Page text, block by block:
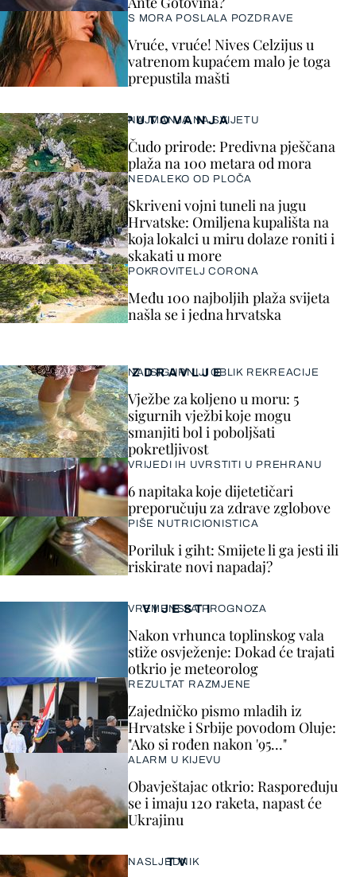
VIJESTI
VREMENSKA PROGNOZA
Nakon vrhunca toplinskog vala
stiže osvježenje: Dokad će trajati
otkrio je meteorolog
REZULTAT RAZMJENE
Zajedničko pismo mladih iz
Hrvatske i Srbije povodom Oluje:
"Ako si rođen nakon '95..."
ALARM U KIJEVU
Obavještajac otkrio: Raspoređuju
se i imaju 120 raketa, napast će
Ukrajinu
S MORA POSLALA POZDRAVE
Vruće, vruće! Nives Celzijus u
vatrenom kupaćem malo je toga
prepustila mašti
ZDRAVLJE
NAJSIGURNIJI OBLIK REKREACIJE
Vježbe za koljeno u moru: 5
sigurnih vježbi koje mogu
smanjiti bol i poboljšati
pokretljivost
VRIJEDI IH UVRSTITI U PREHRANU
6 napitaka koje dijetetičari
preporučuju za zdrave zglobove
PIŠE NUTRICIONISTICA
Poriluk i giht: Smijete li ga jesti ili
riskirate novi napadaj?
TV
NASLJEDNIK
PUTOVANJA
NAJMANJA NA SVIJETU
Čudo prirode: Predivna pješčana
plaža na 100 metara od mora
NEDALEKO OD PLOČA
Skriveni vojni tuneli na jugu
Hrvatske: Omiljena kupališta na
koja lokalci u miru dolaze roniti i
skakati u more
POKROVITELJ CORONA
Među 100 najboljih plaža svijeta
našla se i jedna hrvatska